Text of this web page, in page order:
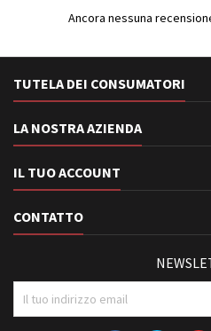
Ancora nessuna
TUTELA DEI CONSUMATORI
LA NOSTRA AZIENDA
IL TUO ACCOUNT
CONTATTO